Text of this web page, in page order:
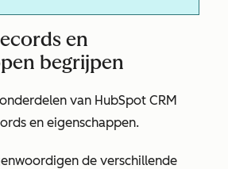
en
begrijpen
van HubSpot CRM
en eigenschappen.
de verschillende